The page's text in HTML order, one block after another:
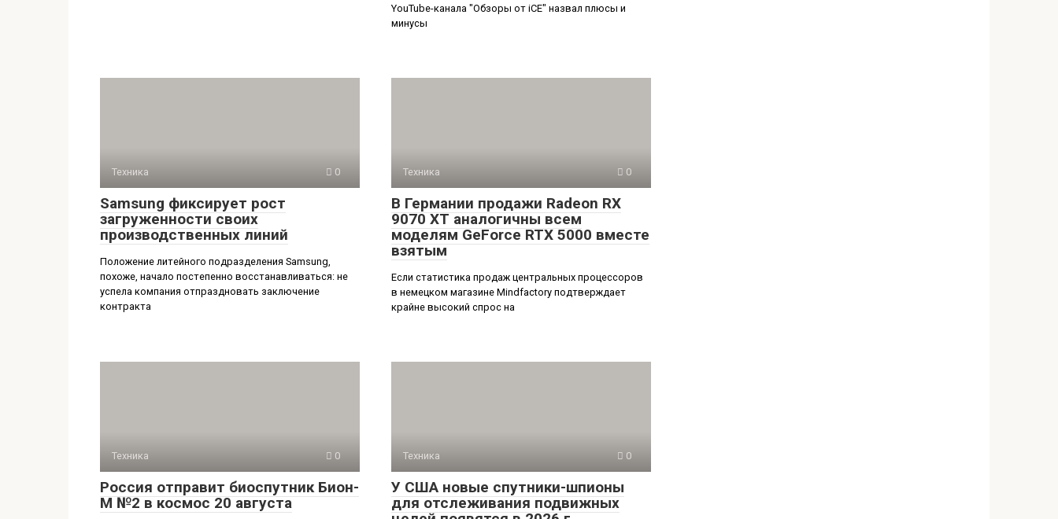
YouTube-канала "Обзоры от iCE" назвал плюсы и
минусы
Техника 0
Samsung фиксирует рост
загруженности своих
производственных линий
Положение литейного подразделения Samsung,
похоже, начало постепенно восстанавливаться: не
успела компания отпраздновать заключение
контракта
Техника 0
В Германии продажи Radeon RX
9070 XT аналогичны всем
моделям GeForce RTX 5000 вместе
взятым
Если статистика продаж центральных процессоров
в немецком магазине Mindfactory подтверждает
крайне высокий спрос на
Техника 0
Россия отправит биоспутник Бион-
М №2 в космос 20 августа
Техника 0
У США новые спутники-шпионы
для отслеживания подвижных